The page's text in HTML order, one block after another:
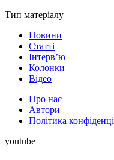
Тип матеріалу
Новини
Статті
Інтерв’ю
Колонки
Відео
Про нас
Автори
Політика
youtube